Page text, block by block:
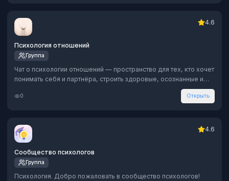
4.6
Психология отношений
Группа
Чат о психологии отношений — пространство для тех, кто хочет
понимать себя и партнёра, строить здоровые, осознанные и
0 Открыть
4.6
Сообщество психологов
Группа
Психология. Добро пожаловать в сообщество психологов!